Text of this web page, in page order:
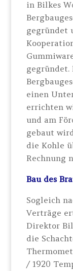
in Bilkes
gegründet
gegründet.
einen
errichten
und am
gebaut
die Kohle
Rechnung
Bau des
Sogleich
Verträge
Direktor
die
/ 1920